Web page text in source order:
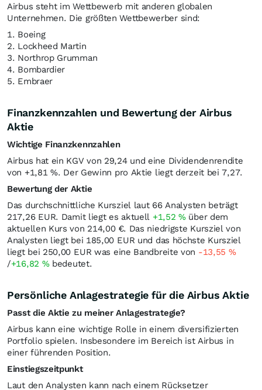
Airbus steht im Wettbewerb mit anderen globalen
Unternehmen. Die größten Wettbewerber sind:
1. Boeing
2. Lockheed Martin
3. Northrop Grumman
4. Bombardier
5. Embraer
Finanzkennzahlen und Bewertung der Airbus
Aktie
Wichtige Finanzkennzahlen
Airbus hat ein KGV von 29,24 und eine Dividendenrendite
von +1,81 %. Der Gewinn pro Aktie liegt derzeit bei 7,27.
Bewertung der Aktie
Das durchschnittliche Kursziel laut 66 Analysten beträgt
217,26 EUR. Damit liegt es aktuell +1,52%über dem
aktuellen Kurs von 214,00 €. Das niedrigste Kursziel von
Analysten liegt bei 185,00 EUR und das höchste Kursziel
liegt bei 250,00 EUR was eine Bandbreite von -13,55 %
/+16,82 %bedeutet.
Persönliche Anlagestrategie für die Airbus Aktie
Passt die Aktie zu meiner Anlagestrategie?
Airbus kann eine wichtige Rolle in einem diversifizierten
Portfolio spielen. Insbesondere im Bereich ist Airbus in
einer führenden Position.
Einstiegszeitpunkt
Laut den Analysten kann nach einem Rücksetzer